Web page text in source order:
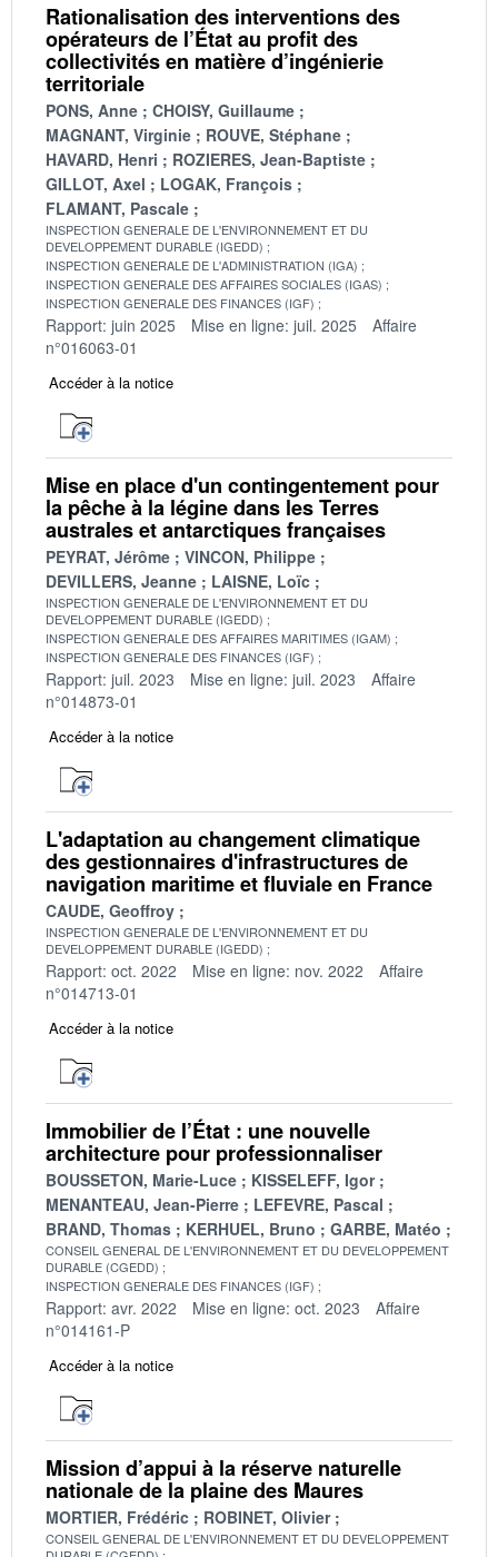
Rationalisation des interventions des
opérateurs de l’État au profit des
collectivités en matière d’ingénierie
territoriale
PONS, Anne
CHOISY, Guillaume
MAGNANT, Virginie
ROUVE, Stéphane
HAVARD, Henri
ROZIERES, Jean-Baptiste
GILLOT, Axel
LOGAK, François
FLAMANT, Pascale
INSPECTION GENERALE DE L'ENVIRONNEMENT ET DU
DEVELOPPEMENT DURABLE (IGEDD)
INSPECTION GENERALE DE L'ADMINISTRATION (IGA)
INSPECTION GENERALE DES AFFAIRES SOCIALES (IGAS)
INSPECTION GENERALE DES FINANCES (IGF)
Rapport: juin 2025 Mise en ligne: juil. 2025
Affaire
n°016063-01
Accéder à la notice
Mise en place d'un contingentement pour
la pêche à la légine dans les Terres
australes et antarctiques françaises
PEYRAT, Jérôme
VINCON, Philippe
DEVILLERS, Jeanne
LAISNE, Loïc
INSPECTION GENERALE DE L'ENVIRONNEMENT ET DU
DEVELOPPEMENT DURABLE (IGEDD)
INSPECTION GENERALE DES AFFAIRES MARITIMES (IGAM)
INSPECTION GENERALE DES FINANCES (IGF)
Rapport: juil. 2023 Mise en ligne: juil. 2023
Affaire
n°014873-01
Accéder à la notice
L'adaptation au changement climatique
des gestionnaires d'infrastructures de
navigation maritime et fluviale en France
CAUDE, Geoffroy
INSPECTION GENERALE DE L'ENVIRONNEMENT ET DU
DEVELOPPEMENT DURABLE (IGEDD)
Rapport: oct. 2022 Mise en ligne: nov. 2022
Affaire
n°014713-01
Accéder à la notice
Immobilier de l’État : une nouvelle
architecture pour professionnaliser
BOUSSETON, Marie-Luce
KISSELEFF, Igor
MENANTEAU, Jean-Pierre
LEFEVRE, Pascal
BRAND, Thomas
KERHUEL, Bruno GARBE, Matéo
CONSEIL GENERAL DE L'ENVIRONNEMENT ET DU DEVELOPPEMENT
DURABLE (CGEDD)
INSPECTION GENERALE DES FINANCES (IGF)
Rapport: avr. 2022 Mise en ligne: oct. 2023
Affaire
n°014161-P
Accéder à la notice
Mission d’appui à la réserve naturelle
nationale de la plaine des Maures
MORTIER, Frédéric ROBINET, Olivier
CONSEIL GENERAL DE L'ENVIRONNEMENT ET DU DEVELOPPEMENT